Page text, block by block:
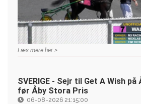
Læs mere her >
SVERIGE - Sejr til Get A Wish
før Åby Stora Pris
06-08-2026 21:15:00